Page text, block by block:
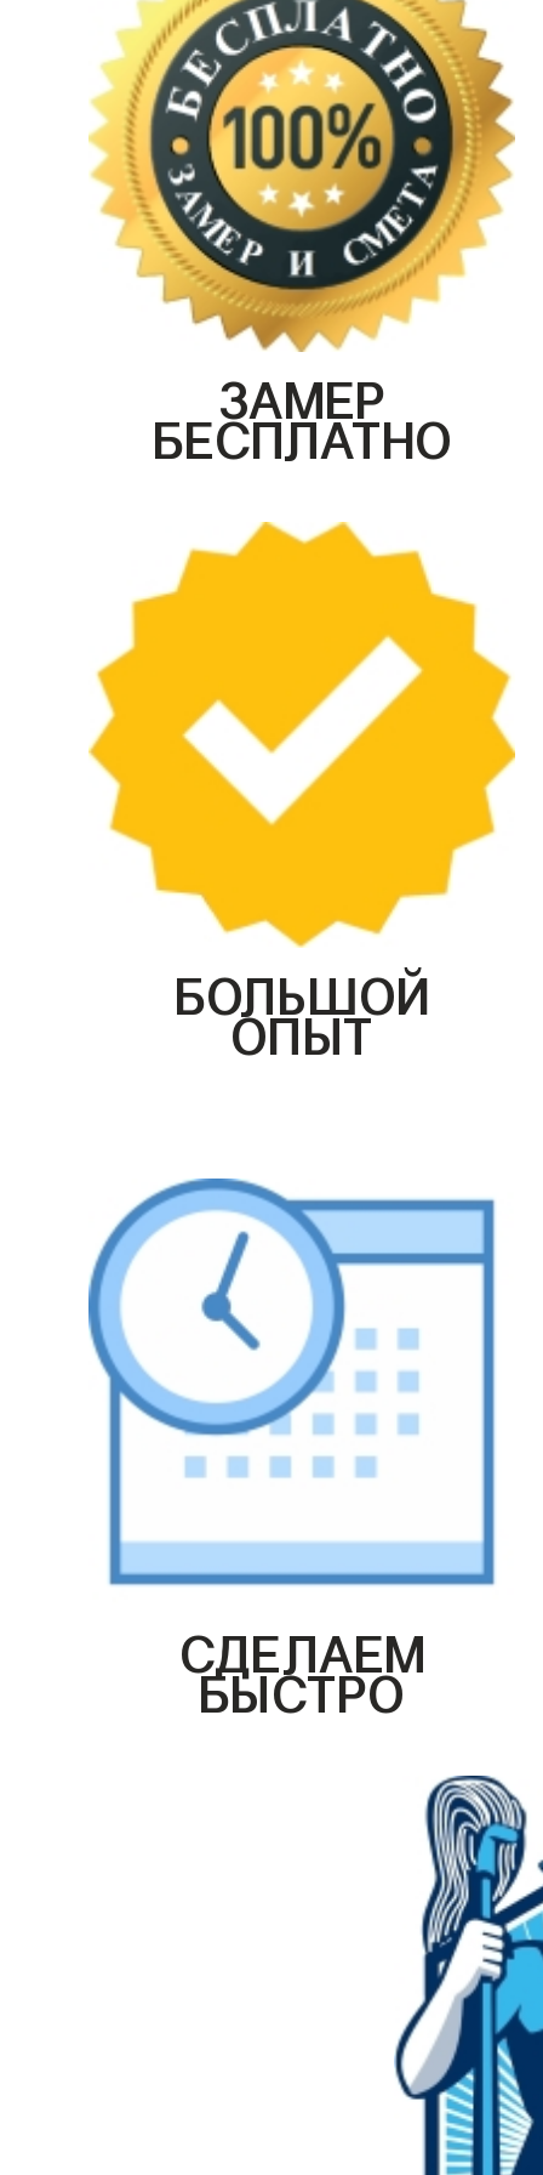
ЗАМЕР
БЕСПЛАТНО
БОЛЬШОЙ
ОПЫТ
СДЕЛАЕМ
БЫСТРО